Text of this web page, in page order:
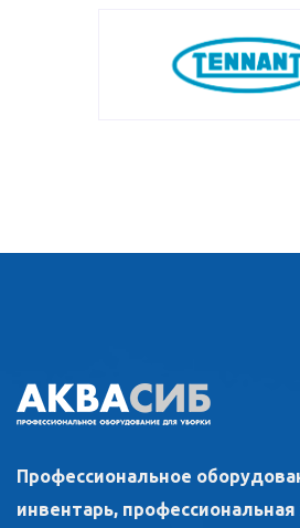
Профессиональное
инвентарь,